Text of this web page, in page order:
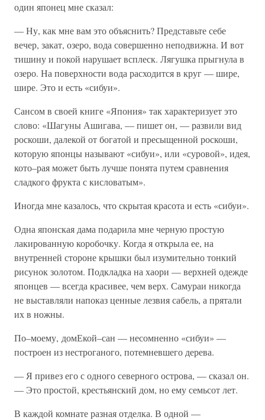
один японец мне сказал:
— Ну, как мне вам это объяснить? Представьте себе
вечер, закат, озеро, вода совершенно неподвижна. И вот
тишину и покой нарушает всплеск. Лягушка прыгнула в
озеро. На поверхности вода расходится в круг — шире,
шире. Это и есть «сибуи».
Сансом в своей книге «Япония» так характеризует это
слово: «Шагуны Ашигава, — пишет он, — развили вид
роскоши, далекой от богатой и пресыщенной роскоши,
которую японцы называют «сибуи», или «суровой», идея,
кото–рая может быть лучше понята путем сравнения
сладкого фрукта с кисловатым».
Иногда мне казалось, что скрытая красота и есть «сибуи».
Одна японская дама подарила мне черную простую
лакированную коробочку. Когда я открыла ее, на
внутренней стороне крышки был изумительно тонкий
рисунок золотом. Подкладка на хаори — верхней одежде
японцев — всегда красивее, чем верх. Самураи никогда
не выставляли напоказ ценные лезвия сабель, а прятали
их в ножны.
По–моему, домЕкой–сан — несомненно «сибуи» —
построен из нестроганого, потемневшего дерева.
— Я привез его с одного северного острова, — сказал он.
— Это простой, крестьянский дом, но ему семьсот лет.
В каждой комнате разная отделка. В одной —